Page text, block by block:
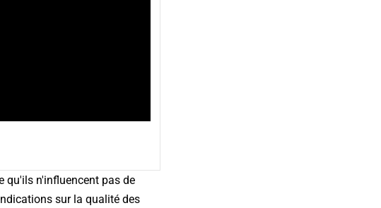
qu'ils n'influencent pas de
sur la qualité des